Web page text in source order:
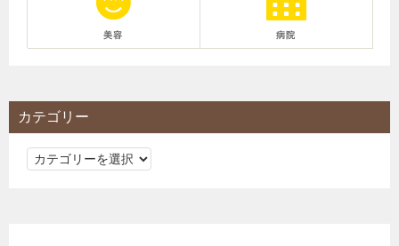
美容 病院
カテゴリー
カ